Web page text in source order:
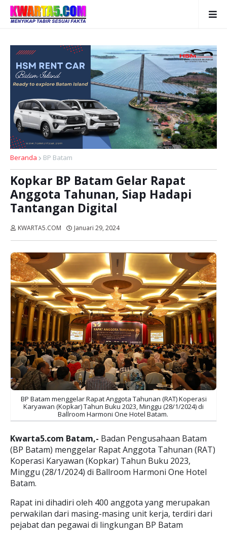
Beranda BP Batam
Kopkar BP Batam Gelar Rapat
Anggota Tahunan, Siap Hadapi
Tantangan Digital
KWARTA5.COM Januari 29, 2024
BP Batam menggelar Rapat Anggota Tahunan (RAT) Koperasi
Karyawan (Kopkar) Tahun Buku 2023, Minggu (28/1/2024) di
Ballroom Harmoni One Hotel Batam.
Kwarta5.com Batam,- Badan Pengusahaan Batam
(BP Batam) menggelar Rapat Anggota Tahunan (RAT)
Koperasi Karyawan (Kopkar) Tahun Buku 2023,
Minggu (28/1/2024) di Ballroom Harmoni One Hotel
Batam.
Rapat ini dihadiri oleh 400 anggota yang merupakan
perwakilan dari masing-masing unit kerja, terdiri dari
pejabat dan pegawai di lingkungan BP Batam